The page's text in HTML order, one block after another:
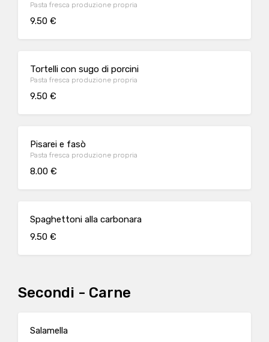
Pasta fresca produzione propria
9.50 €
Tortelli con sugo di porcini
Pasta fresca produzione propria
9.50 €
Pisarei e fasò
Pasta fresca produzione propria
8.00 €
Spaghettoni alla carbonara
9.50 €
Secondi - Carne
Salamella